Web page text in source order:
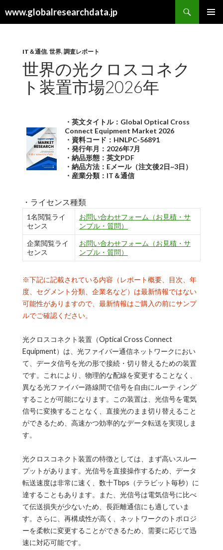
www.globalresearchdata.jp
索
IT＆通信, 世界, 調査レポート
世界の光クロスコネク
ト装置市場2026年
・英文タイトル：Global Optical Cross
Connect Equipment Market 2026
・資料コード：HNLPC-56891
・発行年月：2026年7月
・納品形態：英文PDF
・納品方法：Eメール（注文後2日~3日）
・産業分類：IT＆通信
・ライセンス種類
1名閲覧ライ
センス
お問い合わせフォーム（お見積・サ
ンプル・質問）
企業閲覧ライ
センス
お問い合わせフォーム（お見積・サ
ンプル・質問）
※下記に記載されている内容（レポート概要、目次、年
度、セグメント分類、企業名など）は最新情報ではない
可能性がありますので、最新情報はご購入の前にサンプ
ルでご確認ください。
光クロスコネクト装置（Optical Cross Connect
Equipment）は、光ファイバー通信ネットワークにおい
て、データ信号を光の形で接続・切り替えるための装置
です。これにより、物理的な配線を変更することなく、
異なる光ファイバー路線間で信号を自由にルーティング
することが可能になります。この装置は、光信号を電気
信号に変換することなく、直接光のまま切り替えること
ができるため、高速かつ効率的なデータ転送を実現しま
す。
光クロスコネクト装置の特徴としては、まず高いスルー
プットがあります。光信号を直接操作するため、データ
転送速度は非常に速く、数十Tbps（テラビット毎秒）に
達することもあります。また、光信号は電気信号に比べ
て伝送損失が少ないため、長距離通信にも適していま
す。さらに、再構成性が高く、ネットワークのトポロジ
ーを柔軟に変更することができるため、需要に応じて迅
速に対応可能です。